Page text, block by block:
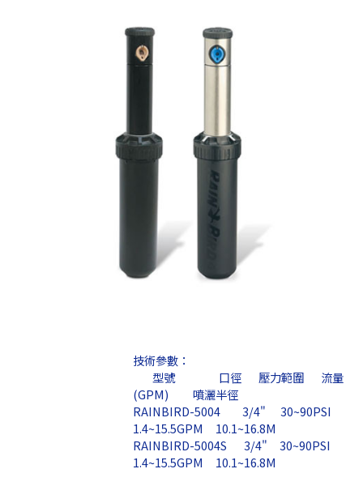
技術參數：
型號 口徑 壓力範圍 流量
(GPM) 噴灑半徑
RAINBIRD-5004 3/4" 30~90PSI
1.4~15.5GPM 10.1~16.8M
RAINBIRD-5004S 3/4" 30~90PSI
1.4~15.5GPM 10.1~16.8M